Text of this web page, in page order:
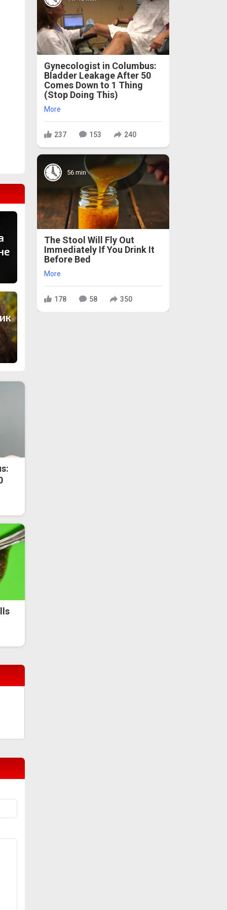
Gynecologist in Columbus:
Bladder Leakage After 50
Comes Down to 1 Thing
(Stop Doing This)
More
237 153 240
56 min
The Stool Will Fly Out
Immediately If You Drink It
Before Bed
More
178 58 350